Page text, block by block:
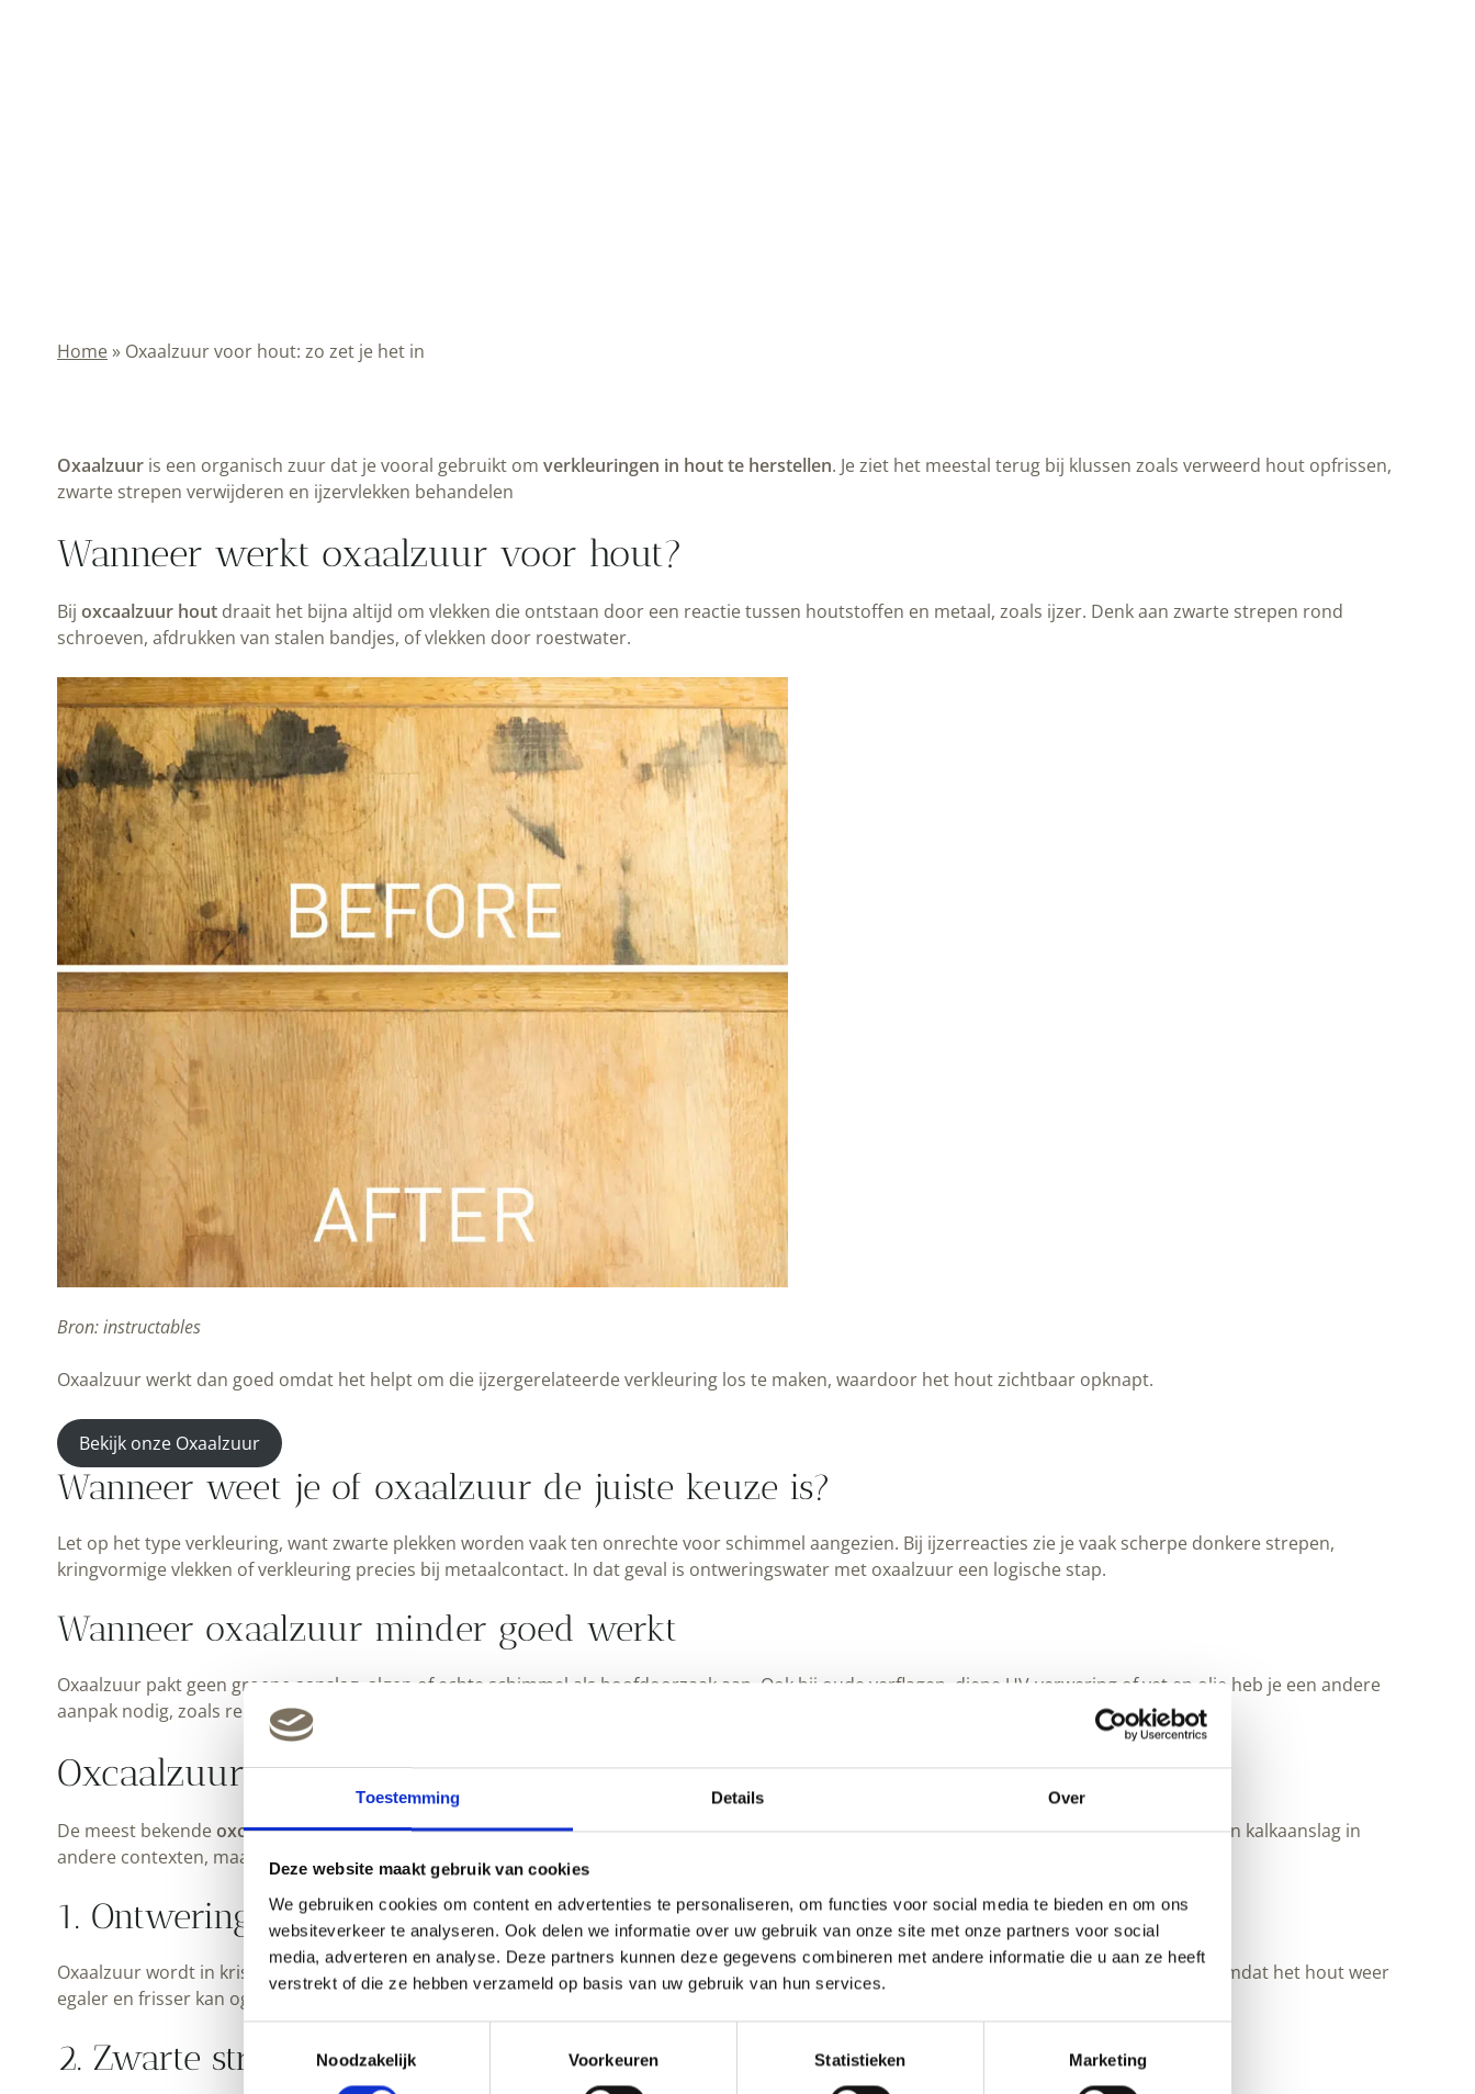
Toestemming Details Over
Deze website maakt gebruik van cookies
We gebruiken cookies om content en advertenties te personaliseren, om functies voor social media te bieden en om ons
websiteverkeer te analyseren. Ook delen we informatie over uw gebruik van onze site met onze partners voor social
media, adverteren en analyse. Deze partners kunnen deze gegevens combineren met andere informatie die u aan ze heeft
verstrekt of die ze hebben verzameld op basis van uw gebruik van hun services.
Noodzakelijk
Voorkeuren Statistieken Marketing
Home» Oxaalzuur voor hout: zo zet je het in
Oxaalzuur is een organisch zuur dat je vooral gebruikt om verkleuringen in hout te herstellen. Je ziet het meestal terug bij klussen zoals verweerd hout opfrissen,
zwarte strepen verwijderen en ijzervlekken behandelen
Wanneer werkt oxaalzuur voor hout?
Bij oxcaalzuur hout draait het bijna altijd om vlekken die ontstaan door een reactie tussen houtstoffen en metaal, zoals ijzer. Denk aan zwarte strepen rond
schroeven, afdrukken van stalen bandjes, of vlekken door roestwater.
Bron: instructables
Oxaalzuur werkt dan goed omdat het helpt om die ijzergerelateerde verkleuring los te maken, waardoor het hout zichtbaar opknapt.
Bekijk onze Oxaalzuur
Wanneer weet je of oxaalzuur de juiste keuze is?
Let op het type verkleuring, want zwarte plekken worden vaak ten onrechte voor schimmel aangezien. Bij ijzerreacties zie je vaak scherpe donkere strepen,
kringvormige vlekken of verkleuring precies bij metaalcontact. In dat geval is ontweringswater met oxaalzuur een logische stap.
Wanneer oxaalzuur minder goed werkt
Oxaalzuur pakt geen groene aanslag, algen of echte schimmel als hoofdoorzaak aan. Ook bij oude verflagen, diepe UV-verwering of vet en olie heb je een andere
aanpak nodig, zoals reinigen of afbijten, afhankelijk van de situatie.
Oxcaalzuur voor houtherstel
De meest bekendeoxcaalzuur toepassingenzitten in houtreparatie en het opfrissen van verweerd buitenhout. Je ziet het ook terug bij roest en kalkaanslag in
andere contexten, maar bij
Peltenburg ligt de nadruk vooral op klussen rond hout, ontwering en herstel.
1. Ontweringswater maken voor verweerd hout
Oxaalzuur wordt in kristalvorm geleverd en opgelost in water. Die oplossing noemen veel mensen ontweringswater of weerplekkenreiniger, omdat het hout weer
egaler en frisser kan ogen. Peltenburg levert het actieve zuur, zodat je zelf een werkzame oplossing maakt in plaats van vooral water te kopen.
2. Zwarte strepen en ijzervlekken verwijderen